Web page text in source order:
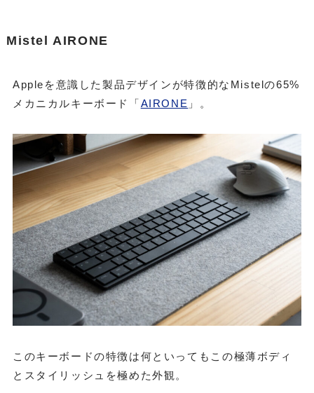
Mistel AIRONE
Appleを意識した製品デザインが特徴的なMistelの65%
メカニカルキーボード「AIRONE 」。
このキーボードの特徴は何といってもこの極薄ボディ
とスタイリッシュを極めた外観。